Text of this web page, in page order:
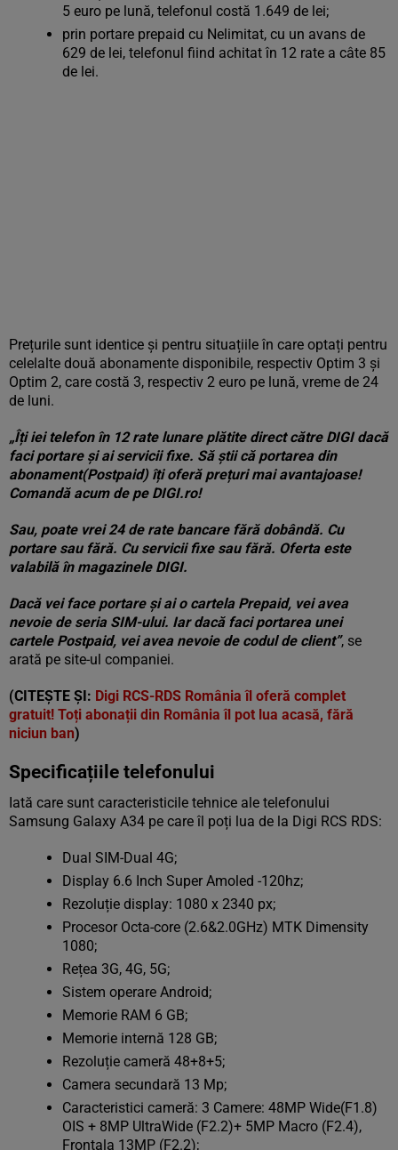
5 euro pe lună, telefonul costă 1.649 de lei;
prin portare prepaid cu Nelimitat, cu un avans de
629 de lei, telefonul fiind achitat în 12 rate a câte 85
de lei.
Prețurile sunt identice și pentru situațiile în care optați pentru
celelalte două abonamente disponibile, respectiv Optim 3 și
Optim 2, care costă 3, respectiv 2 euro pe lună, vreme de 24
de luni.
„Îți iei telefon în 12 rate lunare plătite direct către DIGI dacă
faci portare și ai servicii fixe. Să știi că portarea din
abonament(Postpaid) îți oferă prețuri mai avantajoase!
Comandă acum de pe DIGI.ro!
Sau, poate vrei 24 de rate bancare fără dobândă. Cu
portare sau fără. Cu servicii fixe sau fără. Oferta este
valabilă în magazinele DIGI.
Dacă vei face portare și ai o cartela Prepaid, vei avea
nevoie de seria SIM-ului. Iar dacă faci portarea unei
cartele Postpaid, vei avea nevoie de codul de client”, se
arată pe site-ul companiei.
(CITEȘTE ȘI: Digi RCS-RDS România îl oferă complet
gratuit! Toți abonații din România îl pot lua acasă, fără
niciun ban)
Specificațiile telefonului
Iată care sunt caracteristicile tehnice ale telefonului
Samsung Galaxy A34 pe care îl poți lua de la Digi RCS RDS:
Dual SIM-Dual 4G;
Display 6.6 Inch Super Amoled -120hz;
Rezoluție display: 1080 x 2340 px;
Procesor Octa-core (2.6&2.0GHz) MTK Dimensity
1080;
Rețea 3G, 4G, 5G;
Sistem operare Android;
Memorie RAM 6 GB;
Memorie internă 128 GB;
Rezoluție cameră 48+8+5;
Camera secundară 13 Mp;
Caracteristici cameră: 3 Camere: 48MP Wide(F1.8)
OIS + 8MP UltraWide (F2.2)+ 5MP Macro (F2.4),
Frontala 13MP (F2.2);